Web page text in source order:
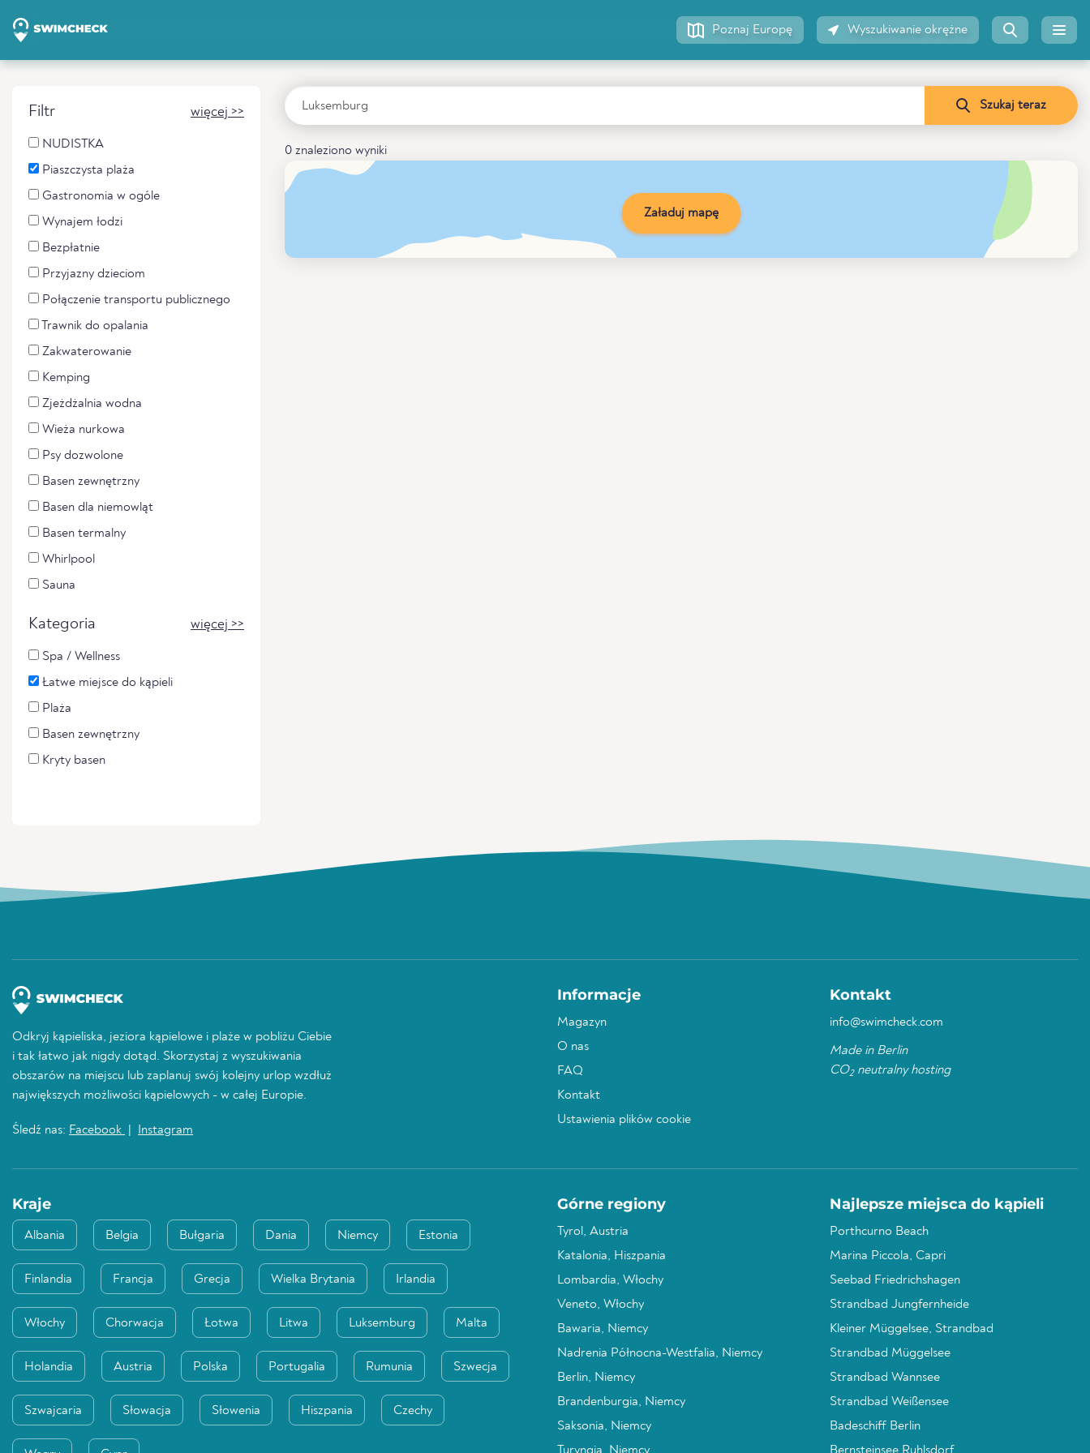
Poznaj Europę Wyszukiwanie okrężne
Filtr więcej >>
NUDISTKA
Piaszczysta plaża
Gastronomia w ogóle
Wynajem łodzi
Bezpłatnie
Przyjazny dzieciom
Połączenie transportu publicznego
Trawnik do opalania
Zakwaterowanie
Kemping
Zjeżdżalnia wodna
Wieża nurkowa
Psy dozwolone
Basen zewnętrzny
Basen dla niemowląt
Basen termalny
Whirlpool
Sauna
Kategoria więcej >>
Spa / Wellness
Łatwe miejsce do kąpieli
Plaża
Basen zewnętrzny
Kryty basen
Szukaj teraz
0 znaleziono wyniki
Załaduj mapę
Odkryj kąpieliska, jeziora kąpielowe i plaże w pobliżu Ciebie
i tak łatwo jak nigdy dotąd. Skorzystaj z wyszukiwania
obszarów na miejscu lub zaplanuj swój kolejny urlop wzdłuż
największych możliwości kąpielowych - w całej Europie.
Śledź nas: Facebook Instagram
Informacje
Magazyn
O nas
FAQ
Kontakt
Ustawienia plików cookie
Kontakt
info@swimcheck.com
Made in Berlin
CO2neutralny hosting
Kraje
Albania Belgia Bułgaria Dania Niemcy Estonia
Finlandia Francja Grecja Wielka Brytania Irlandia
Włochy Chorwacja Łotwa Litwa Luksemburg Malta
Holandia Austria Polska Portugalia Rumunia Szwecja
Szwajcaria Słowacja Słowenia Hiszpania Czechy
Górne regiony
Tyrol, Austria
Katalonia, Hiszpania
Lombardia, Włochy
Veneto, Włochy
Bawaria, Niemcy
Nadrenia Północna-Westfalia, Niemcy
Berlin, Niemcy
Brandenburgia, Niemcy
Saksonia, Niemcy
Najlepsze miejsca do kąpieli
Porthcurno Beach
Marina Piccola, Capri
Seebad Friedrichshagen
Strandbad Jungfernheide
Kleiner Müggelsee, Strandbad
Strandbad Müggelsee
Strandbad Wannsee
Strandbad Weißensee
Badeschiff Berlin